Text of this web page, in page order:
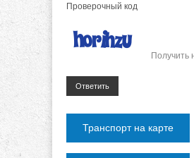
Проверочный код
Получить
Ответить
Транспорт на карте